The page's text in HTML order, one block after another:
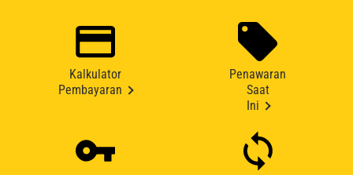
Kalkulator
Pembayaran
Penawaran
Saat
Ini